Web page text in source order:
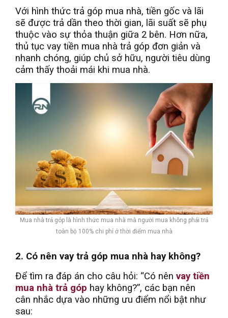
Với hình thức trả góp mua nhà, tiền gốc và lãi
sẽ được trả dần theo thời gian, lãi suất sẽ phụ
thuộc vào sự thỏa thuận giữa 2 bên. Hơn nữa,
thủ tục vay tiền mua nhà trả góp đơn giản và
nhanh chóng, giúp chủ sở hữu, người tiêu dùng
cảm thấy thoải mái khi mua nhà.
Mua nhà trả góp là hình thức mua nhà mà người mua không phải trả
toàn bộ 100% chi phí ở thời điểm mua nhà
2. Có nên vay trả góp mua nhà hay không?
Để tìm ra đáp án cho câu hỏi: “Có nên vay tiền
mua nhà trả góp hay không?”, các bạn nên
cân nhắc dựa vào những ưu điểm nổi bật như
sau: